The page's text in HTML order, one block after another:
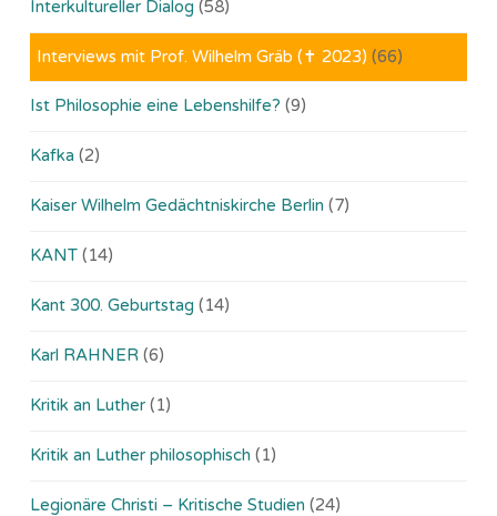
Interkultureller Dialog (58)
Interviews mit Prof. Wilhelm Gräb (✝ 2023) (66)
Ist Philosophie eine Lebenshilfe? (9)
Kafka (2)
Kaiser Wilhelm Gedächtniskirche Berlin (7)
KANT (14)
Kant 300. Geburtstag (14)
Karl RAHNER (6)
Kritik an Luther (1)
Kritik an Luther philosophisch (1)
Legionäre Christi – Kritische Studien (24)